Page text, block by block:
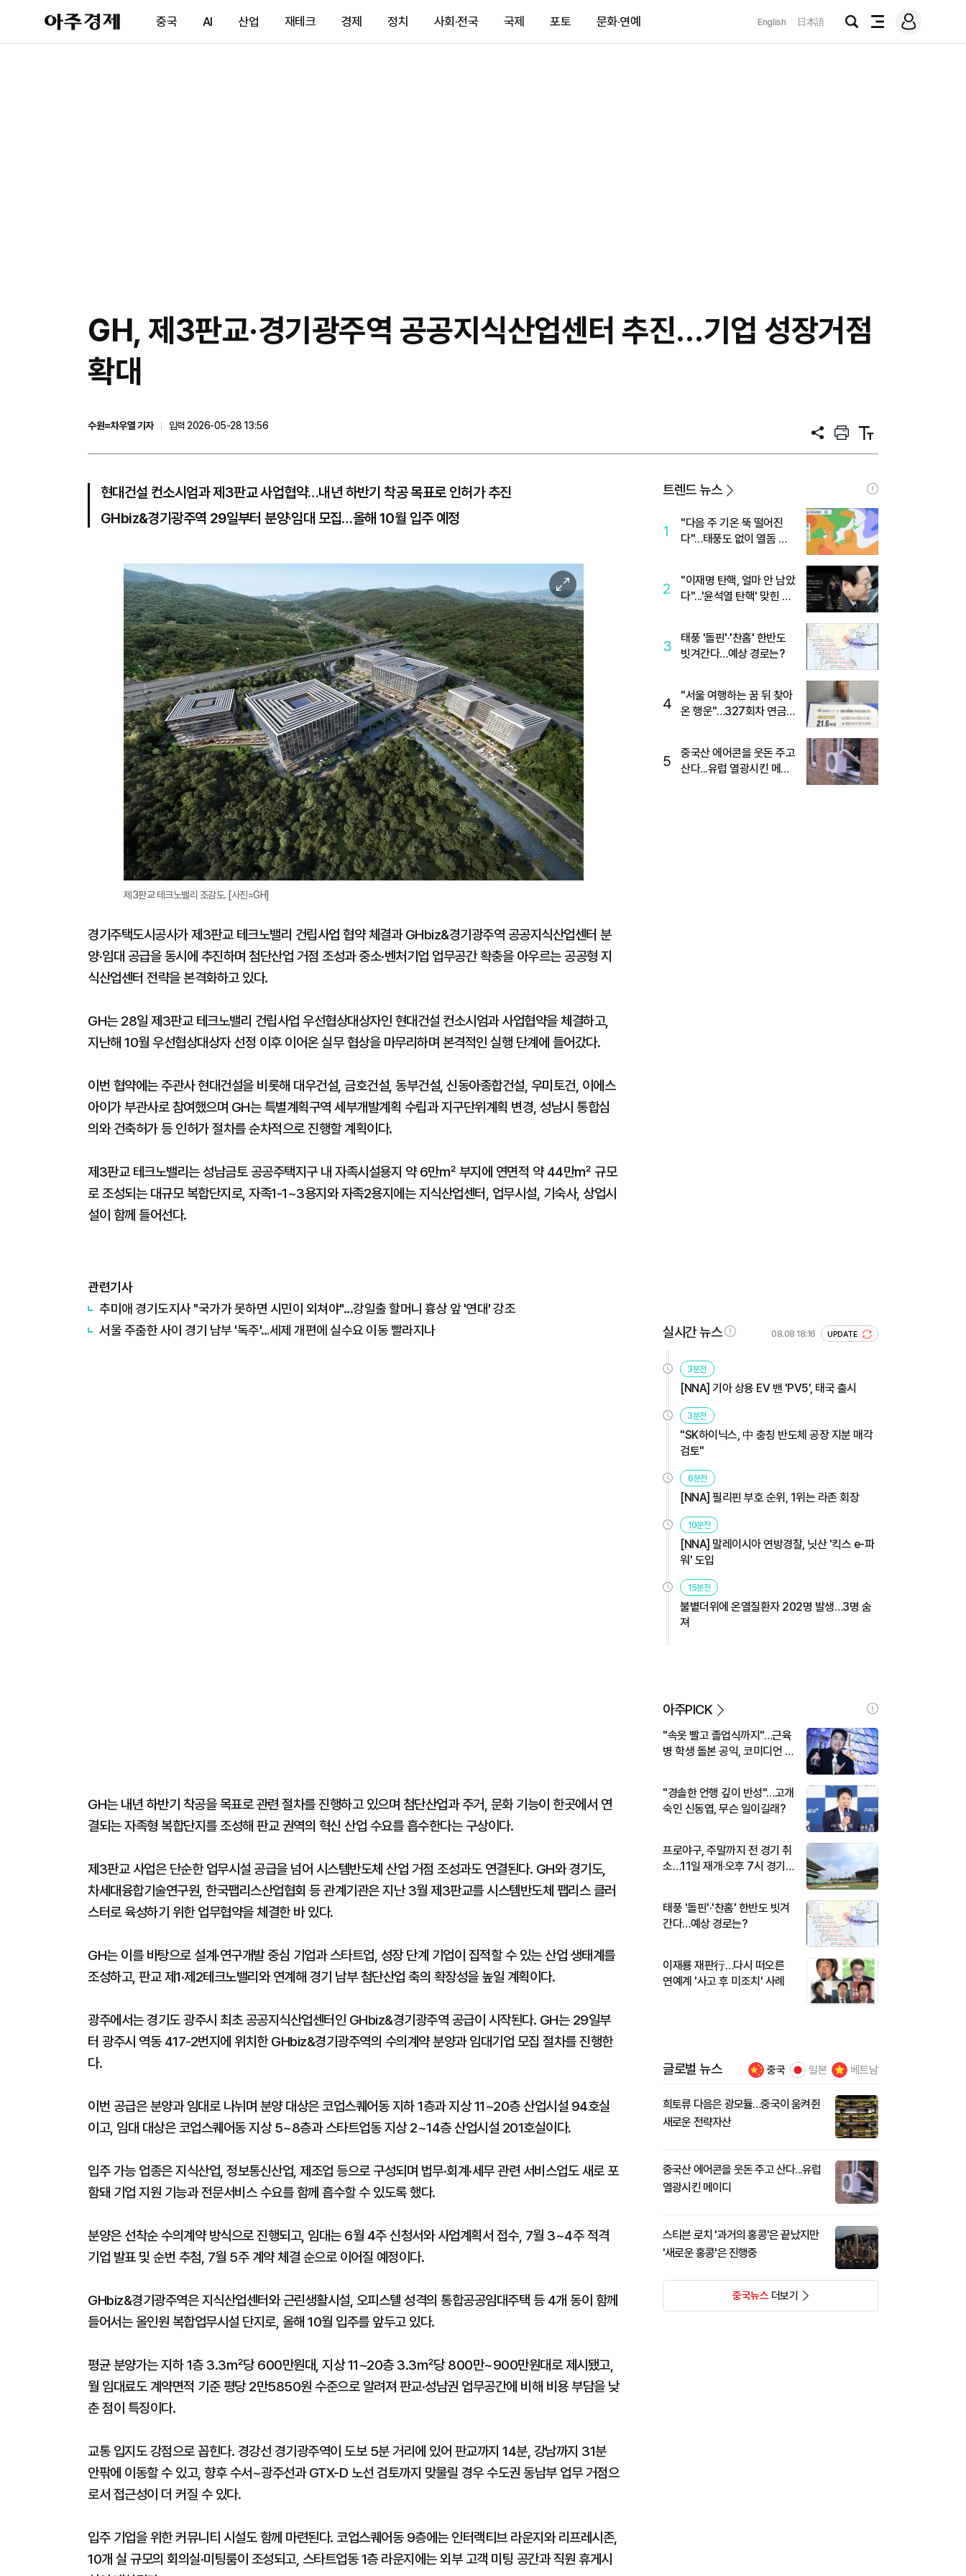
아
주
제
중국 AI 산업 재테크 경제 정치 사회·전국 국제 포토 문화·연예 English 日本語
검
전
메
그
GH, 제3판교·경기광주역 공공지식산업센터 추진…기업 성장거점
확대
수원=차우열 기자
입력 2026-05-28 13:56
공
프
트
텍
트
현대건설 컨소시엄과 제3판교 사업협약…내년 하반기 착공 목표로 인허가 추진
GHbiz&경기광주역 29일부터 분양·임대 모집…올해 10월 입주 예정
이
미
지
확
대
제3판교 테크노밸리 조감도. [사진=GH]
경기주택도시공사가 제3판교 테크노밸리 건립사업 협약 체결과 GHbiz&경기광주역 공공지식산업센터 분
양·임대 공급을 동시에 추진하며 첨단산업 거점 조성과 중소·벤처기업 업무공간 확충을 아우르는 공공형 지
식산업센터 전략을 본격화하고 있다.
GH는 28일 제3판교 테크노밸리 건립사업 우선협상대상자인 현대건설 컨소시엄과 사업협약을 체결하고,
지난해 10월 우선협상대상자 선정 이후 이어온 실무 협상을 마무리하며 본격적인 실행 단계에 들어갔다.
이번 협약에는 주관사 현대건설을 비롯해 대우건설, 금호건설, 동부건설, 신동아종합건설, 우미토건, 이에스
아이가 부관사로 참여했으며 GH는 특별계획구역 세부개발계획 수립과 지구단위계획 변경, 성남시 통합심
의와 건축허가 등 인허가 절차를 순차적으로 진행할 계획이다.
제3판교 테크노밸리는 성남금토 공공주택지구 내 자족시설용지 약 6만㎡ 부지에 연면적 약 44만㎡ 규모
로 조성되는 대규모 복합단지로, 자족1-1~3용지와 자족2용지에는 지식산업센터, 업무시설, 기숙사, 상업시
설이 함께 들어선다.
관련기사
추미애 경기도지사 "국가가 못하면 시민이 외쳐야"...강일출 할머니 흉상 앞 '연대' 강조
서울 주춤한 사이 경기 남부 '독주'…세제 개편에 실수요 이동 빨라지나
GH는 내년 하반기 착공을 목표로 관련 절차를 진행하고 있으며 첨단산업과 주거, 문화 기능이 한곳에서 연
결되는 자족형 복합단지를 조성해 판교 권역의 혁신 산업 수요를 흡수한다는 구상이다.
제3판교 사업은 단순한 업무시설 공급을 넘어 시스템반도체 산업 거점 조성과도 연결된다. GH와 경기도,
차세대융합기술연구원, 한국팹리스산업협회 등 관계기관은 지난 3월 제3판교를 시스템반도체 팹리스 클러
스터로 육성하기 위한 업무협약을 체결한 바 있다.
GH는 이를 바탕으로 설계·연구개발 중심 기업과 스타트업, 성장 단계 기업이 집적할 수 있는 산업 생태계를
조성하고, 판교 제1·제2테크노밸리와 연계해 경기 남부 첨단산업 축의 확장성을 높일 계획이다.
광주에서는 경기도 광주시 최초 공공지식산업센터인 GHbiz&경기광주역 공급이 시작된다. GH는 29일부
터 광주시 역동 417-2번지에 위치한 GHbiz&경기광주역의 수의계약 분양과 임대기업 모집 절차를 진행한
다.
이번 공급은 분양과 임대로 나뉘며 분양 대상은 코업스퀘어동 지하 1층과 지상 11~20층 산업시설 94호실
이고, 임대 대상은 코업스퀘어동 지상 5~8층과 스타트업동 지상 2~14층 산업시설 201호실이다.
입주 가능 업종은 지식산업, 정보통신산업, 제조업 등으로 구성되며 법무·회계·세무 관련 서비스업도 새로 포
함돼 기업 지원 기능과 전문서비스 수요를 함께 흡수할 수 있도록 했다.
분양은 선착순 수의계약 방식으로 진행되고, 임대는 6월 4주 신청서와 사업계획서 접수, 7월 3~4주 적격
기업 발표 및 순번 추첨, 7월 5주 계약 체결 순으로 이어질 예정이다.
GHbiz&경기광주역은 지식산업센터와 근린생활시설, 오피스텔 성격의 통합공공임대주택 등 4개 동이 함께
들어서는 올인원 복합업무시설 단지로, 올해 10월 입주를 앞두고 있다.
평균 분양가는 지하 1층 3.3㎡당 600만원대, 지상 11~20층 3.3㎡당 800만~900만원대로 제시됐고,
월 임대료도 계약면적 기준 평당 2만5850원 수준으로 알려져 판교·성남권 업무공간에 비해 비용 부담을 낮
춘 점이 특징이다.
교통 입지도 강점으로 꼽힌다. 경강선 경기광주역이 도보 5분 거리에 있어 판교까지 14분, 강남까지 31분
안팎에 이동할 수 있고, 향후 수서~광주선과 GTX-D 노선 검토까지 맞물릴 경우 수도권 동남부 업무 거점으
로서 접근성이 더 커질 수 있다.
입주 기업을 위한 커뮤니티 시설도 함께 마련된다. 코업스퀘어동 9층에는 인터랙티브 라운지와 리프레시존,
10개 실 규모의 회의실·미팅룸이 조성되고, 스타트업동 1층 라운지에는 외부 고객 미팅 공간과 직원 휴게시
트렌드 뉴스
1
"다음 주 기온 뚝 떨어진
다"…태풍도 없이 열돔 박
2
"이재명 탄핵, 얼마 안 남았
다"...'윤석열 탄핵' 맞힌 무
3
태풍 '돌핀'·'찬홈' 한반도
빗겨간다…예상 경로는?
4
"서울 여행하는 꿈 뒤 찾아
온 행운"…327회차 연금
5
중국산 에어콘을 웃돈 주고
산다...유럽 열광시킨 메이
실시간 뉴스 08.08 18:16 UPDATE
3분전
[NNA] 기아 상용 EV 밴 'PV5', 태국 출시
3분전
"SK하이닉스, 中 충칭 반도체 공장 지분 매각
검토"
6분전
[NNA] 필리핀 부호 순위, 1위는 라존 회장
10분전
[NNA] 말레이시아 연방경찰, 닛산 '킥스 e-파
워' 도입
15분전
불볕더위에 온열질환자 202명 발생…3명 숨
져
아주PICK
"속옷 빨고 졸업식까지"…근육
병 학생 돌본 공익, 코미디언 김
"경솔한 언행 깊이 반성"…고개
숙인 신동엽, 무슨 일이길래?
프로야구, 주말까지 전 경기 취
소…11일 재개·오후 7시 경기
태풍 '돌핀'·'찬홈' 한반도 빗겨
간다…예상 경로는?
이재룡 재판行…다시 떠오른
연예계 '사고 후 미조치' 사례
글로벌 뉴스 중국 일본 베트남
희토류 다음은 광모듈…중국이 움켜쥔
새로운 전략자산
중국산 에어콘을 웃돈 주고 산다...유럽
열광시킨 메이디
스티븐 로치 '과거의 홍콩'은 끝났지만
'새로운 홍콩'은 진행중
중국뉴스더보기